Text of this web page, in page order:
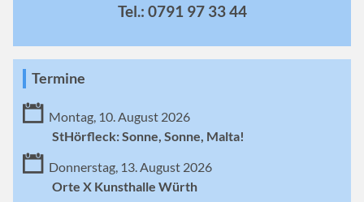
Tel.: 0791 97 33 44
Termine
Montag, 10. August 2026
StHörfleck: Sonne, Sonne, Malta!
Donnerstag, 13. August 2026
Orte X Kunsthalle Würth